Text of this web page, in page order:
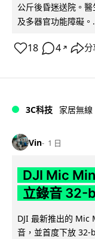
公斤後昏迷送院。
及多器官功能障礙。
18 4 ↗ 分
3C科技 家居無線
Vin 1 日
DJI Mic
立錄音 32-
DJI 最新推出的 Mic
音，並首度下放 32-